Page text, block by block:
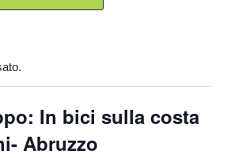
In bici sulla costa
Abruzzo